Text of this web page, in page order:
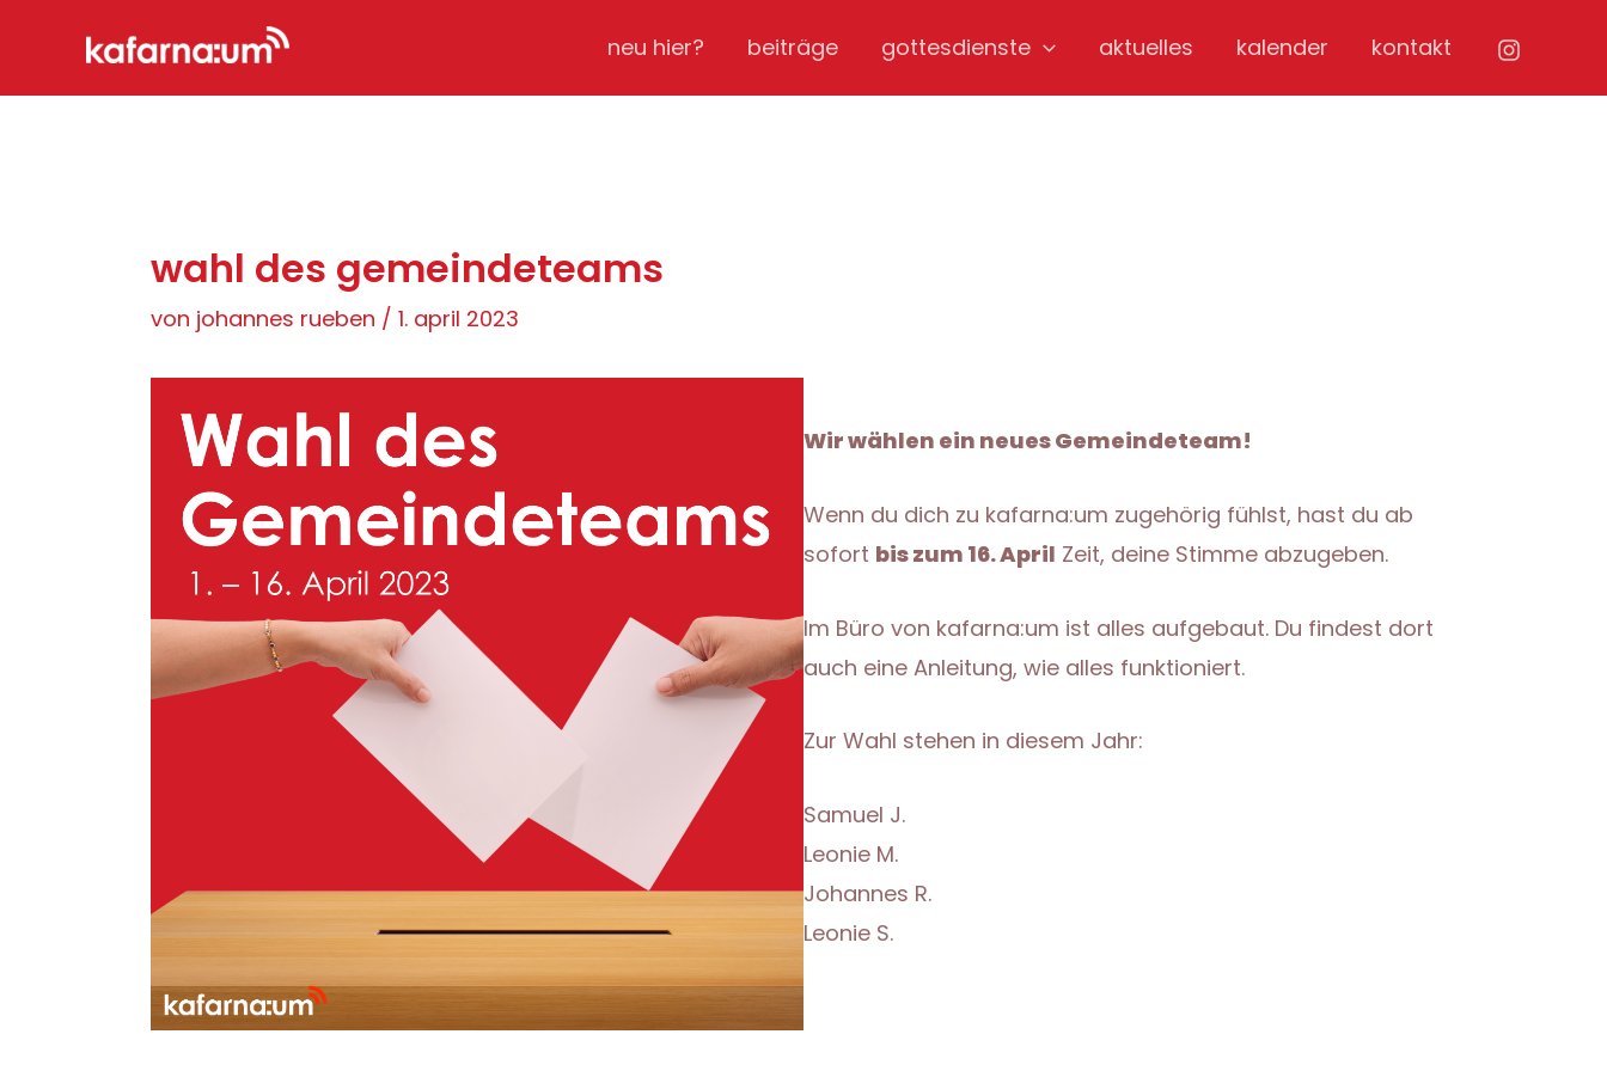
springen
neu hier? beiträge gottesdienste aktuelles kalender kontakt
wahl des gemeindeteams
von johannes rueben / 1. april 2023
Wir wählen ein neues Gemeindeteam!
Wenn du dich zu kafarna:um zugehörig fühlst, hast du ab
sofort bis zum 16. April Zeit, deine Stimme abzugeben.
Im Büro von kafarna:um ist alles aufgebaut. Du findest dort
auch eine Anleitung, wie alles funktioniert.
Zur Wahl stehen in diesem Jahr:
Samuel J.
Leonie M.
Johannes R.
Leonie S.